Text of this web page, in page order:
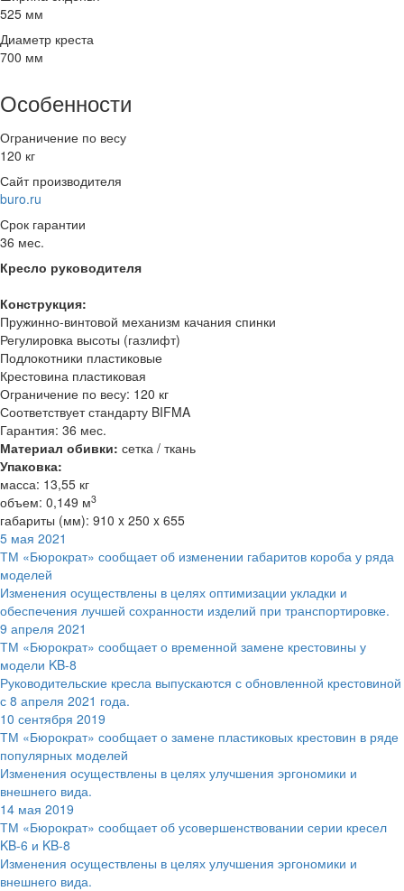
525 мм
Диаметр креста
700 мм
Особенности
Ограничение по весу
120 кг
Сайт производителя
buro.ru
Срок гарантии
36 мес.
Кресло руководителя
Конструкция:
Пружинно-винтовой механизм качания спинки
Регулировка высоты (газлифт)
Подлокотники пластиковые
Крестовина пластиковая
Ограничение по весу: 120 кг
Соответствует стандарту BIFMA
Гарантия: 36 мес.
Материал обивки: сетка / ткань
Упаковка:
масса: 13,55 кг
объем: 0,149 м3
габариты (мм): 910 x 250 x 655
5 мая 2021
ТМ «Бюрократ» сообщает об изменении габаритов короба у ряда
моделей
Изменения осуществлены в целях оптимизации укладки и
обеспечения лучшей сохранности изделий при транспортировке.
9 апреля 2021
ТМ «Бюрократ» сообщает о временной замене крестовины у
модели KB-8
Руководительские кресла выпускаются с обновленной крестовиной
с 8 апреля 2021 года.
10 сентября 2019
ТМ «Бюрократ» сообщает о замене пластиковых крестовин в ряде
популярных моделей
Изменения осуществлены в целях улучшения эргономики и
внешнего вида.
14 мая 2019
ТМ «Бюрократ» сообщает об усовершенствовании серии кресел
KB-6 и KB-8
Изменения осуществлены в целях улучшения эргономики и
внешнего вида.